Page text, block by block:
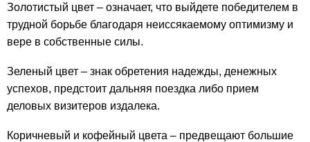
Золотистый цвет – означает, что выйдете победителем в
трудной борьбе благодаря неиссякаемому оптимизму и
вере в собственные силы.
Зеленый цвет – знак обретения надежды, денежных
успехов, предстоит дальняя поездка либо прием
деловых визитеров издалека.
Коричневый и кофейный цвета – предвещают большие